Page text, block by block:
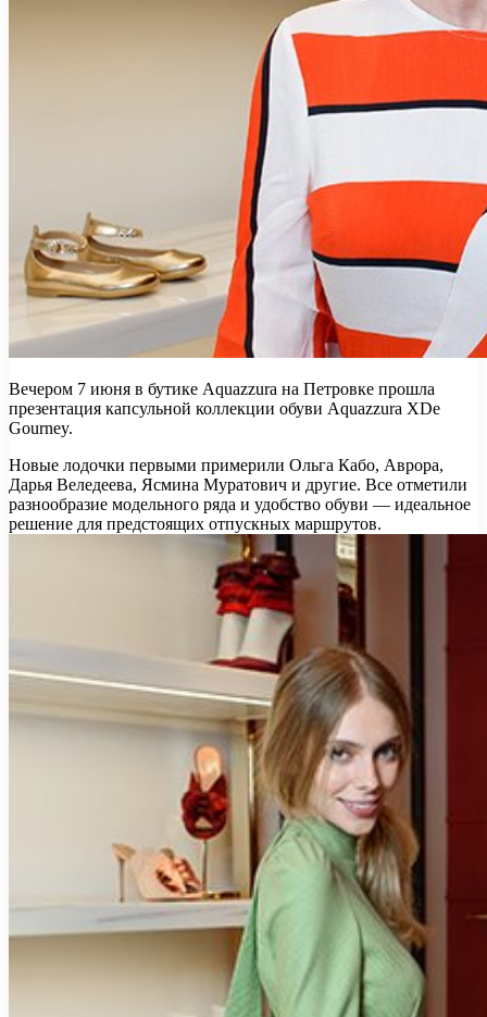
Вечером 7 июня в бутике Aquazzura на Петровке прошла
презентация капсульной коллекции обуви Aquazzura XDe
Gourney.
Новые лодочки первыми примерили Ольга Кабо, Аврора,
Дарья Веледеева, Ясмина Муратович и другие. Все отметили
разнообразие модельного ряда и удобство обуви — идеальное
решение для предстоящих отпускных маршрутов.